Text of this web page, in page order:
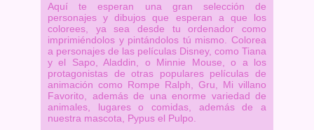
Aquí te esperan una gran selección de
personajes y dibujos que esperan a que los
colorees, ya sea desde tu ordenador como
imprimiéndolos y pintándolos tú mismo. Colorea
a personajes de las películas Disney, como Tiana
y el Sapo, Aladdin, o Minnie Mouse, o a los
protagonistas de otras populares películas de
animación como Rompe Ralph, Gru, Mi villano
Favorito, además de una enorme variedad de
animales, lugares o comidas, además de a
nuestra mascota, Pypus el Pulpo.